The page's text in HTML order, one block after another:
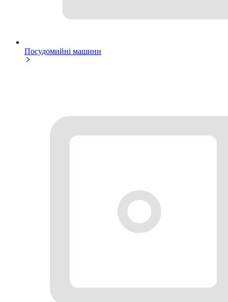
Посудомийні машини